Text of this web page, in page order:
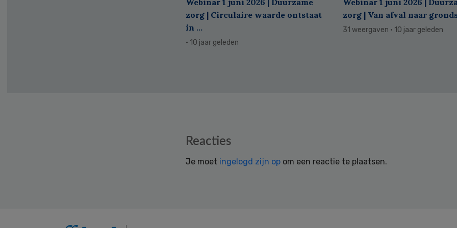
Webinar 1 juni 2026 | Duurzame
zorg | Circulaire waarde ontstaat
in ...
· 10 jaar geleden
Webinar 1 juni 2026 |
zorg | Van afval naar
31 weergaven · 10 jaar geleden
Reacties
Je moet ingelogd zijn op om een reactie te plaatsen.